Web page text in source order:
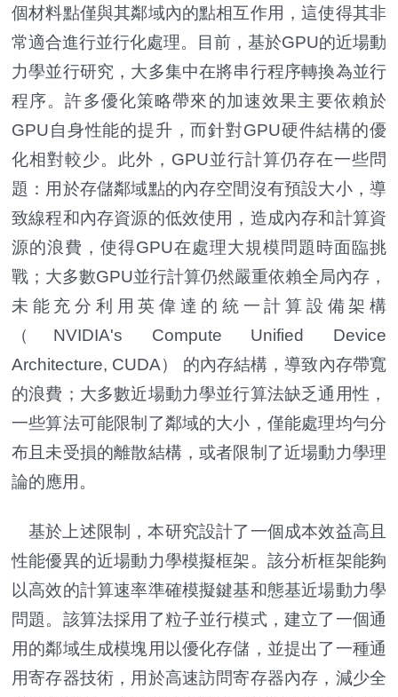
個材料點僅與其鄰域內的點相互作用，這使得其非
常適合進行並行化處理。目前，基於GPU的近場動
力學並行研究，大多集中在將串行程序轉換為並行
程序。許多優化策略帶來的加速效果主要依賴於
GPU自身性能的提升，而針對GPU硬件結構的優
化相對較少。此外，GPU並行計算仍存在一些問
題：用於存儲鄰域點的內存空間沒有預設大小，導
致線程和內存資源的低效使用，造成內存和計算資
源的浪費，使得GPU在處理大規模問題時面臨挑
戰；大多數GPU並行計算仍然嚴重依賴全局內存，
未能充分利用英偉達的統一計算設備架構
（NVIDIA's Compute Unified Device
Architecture, CUDA） 的內存結構，導致內存帶寬
的浪費；大多數近場動力學並行算法缺乏通用性，
一些算法可能限制了鄰域的大小，僅能處理均勻分
布且未受損的離散結構，或者限制了近場動力學理
論的應用。
基於上述限制，本研究設計了一個成本效益高且
性能優異的近場動力學模擬框架。該分析框架能夠
以高效的計算速率準確模擬鍵基和態基近場動力學
問題。該算法採用了粒子並行模式，建立了一個通
用的鄰域生成模塊用以優化存儲，並提出了一種通
用寄存器技術，用於高速訪問寄存器內存，減少全